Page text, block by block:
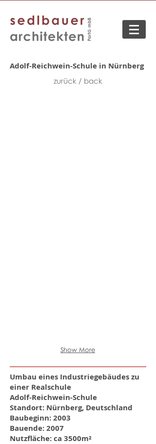
Adolf-Reichwein-Schule in Nürnberg
zurück / back
Show More
Umbau eines Industriegebäudes zu
einer Realschule
Adolf-Reichwein-Schule
Standort: Nürnberg, Deutschland
Baubeginn: 2003
Bauende: 2007
Nutzfläche: ​ca 3500m²